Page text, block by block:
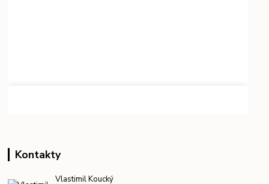
Kontakty
Vlastimil Koucký